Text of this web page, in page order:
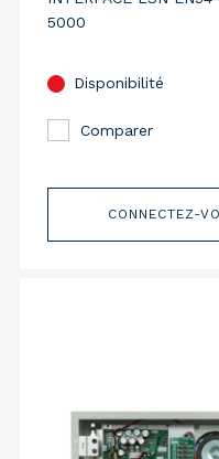
5000
Disponibilité
Comparer
CONNECTEZ-